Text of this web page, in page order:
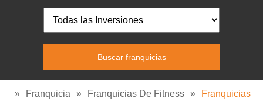
» Franquicia » Franquicias De Fitness »
Franquicias